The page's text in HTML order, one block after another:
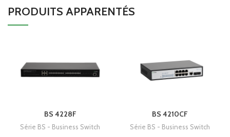
PRODUITS APPARENTÉS
BS 4228F
Série BS - Business Switch
BS 4210CF
Série BS - Business Switch